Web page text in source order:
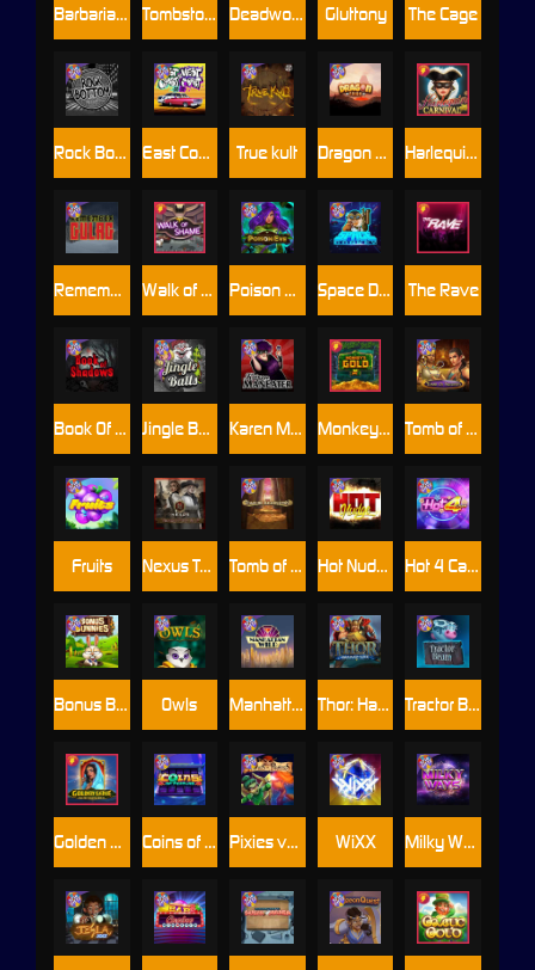
Nexus Tombstone RIP
Manhattan Goes Wild
Book Of Shadows
Rock Bottom
Tractor Beam
The Cage
Hot Nudge
Space Donkey
Monkey's Gold xPays
Barbarian Fury
Poison Eve
Tomb of Nefertiti
Tomb of Akhenaten
Golden Genie And The Walking Wilds
Dragon Tribe
Coins of Fortune
Gluttony
WiXX
Fruits
Bonus Bunnies
Deadwood xNudge
Hot 4 Cash
Tombstone
Owls
Milky Ways
East Coast Vs West Coast
Jingle Balls
Harlequin Carnival
Walk of Shame
Pixies vs Pirates
Thor: Hammer Time
Remember Gulag
Karen Maneater
True kult
The Rave